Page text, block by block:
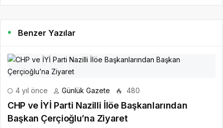
Benzer Yazılar
4 yıl önce Günlük Gazete 480
CHP ve İYİ Parti Nazilli İlöe Başkanlarından
Başkan Çerçioğlu’na Ziyaret